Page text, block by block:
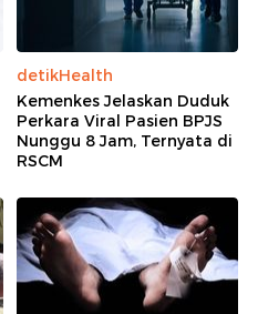
detikHealth
Kemenkes Jelaskan Duduk
Perkara Viral Pasien BPJS
Nunggu 8 Jam, Ternyata di
RSCM